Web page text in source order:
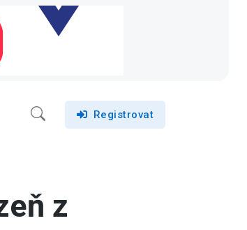
Registrovat
z